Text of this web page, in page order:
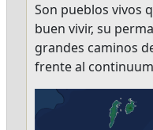
Son pueblos vivos
buen vivir, su
grandes caminos
frente al